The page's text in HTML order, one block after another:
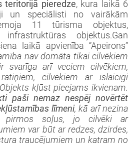
teritorijā pieredze, kura laikā 6
un speciālisti no vairākām
11 tūrisma objektus,
objektus.Gan
laikā apvienība “Apeirons”
nav domāta tikai cilvēkiem
arī veciem cilvēkiem,
cilvēkiem ar īslaicīgi
kļūst pieejams ikvienam.
paši nemaz nespēj novērtēt
līmeni, kā arī nezina
pirmos soļus, jo cilvēki ar
var būt ar redzes, dzirdes,
traucējumiem un katram no